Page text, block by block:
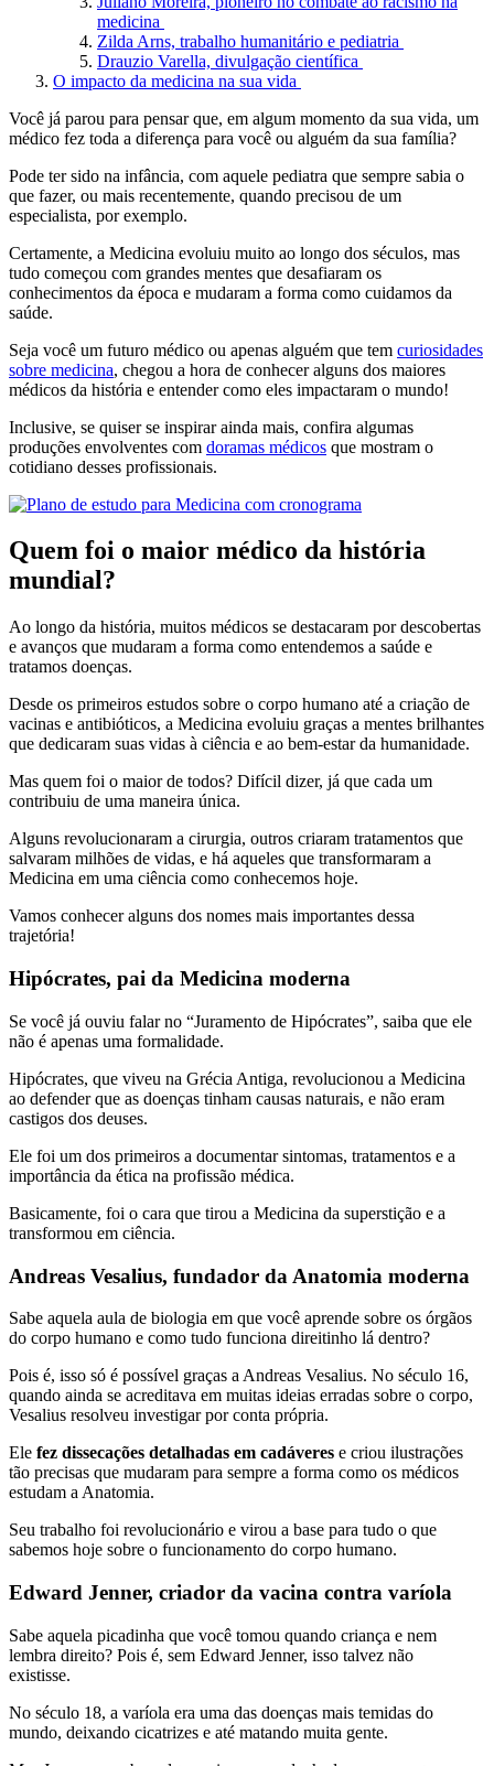
medicina
Zilda Arns, trabalho humanitário e pediatria
Drauzio Varella, divulgação científica
O impacto da medicina na sua vida
Você já parou para pensar que, em algum momento da sua vida, um
médico fez toda a diferença para você ou alguém da sua família?
Pode ter sido na infância, com aquele pediatra que sempre sabia o
que fazer, ou mais recentemente, quando precisou de um
especialista, por exemplo.
Certamente, a Medicina evoluiu muito ao longo dos séculos, mas
tudo começou com grandes mentes que desafiaram os
conhecimentos da época e mudaram a forma como cuidamos da
saúde.
Seja você um futuro médico ou apenas alguém que tem curiosidades
sobre medicina, chegou a hora de conhecer alguns dos maiores
médicos da história e entender como eles impactaram o mundo!
Inclusive, se quiser se inspirar ainda mais, confira algumas
produções envolventes com doramas médicos que mostram o
cotidiano desses profissionais.
Quem foi o maior médico da história
mundial?
Ao longo da história, muitos médicos se destacaram por descobertas
e avanços que mudaram a forma como entendemos a saúde e
tratamos doenças.
Desde os primeiros estudos sobre o corpo humano até a criação de
vacinas e antibióticos, a Medicina evoluiu graças a mentes brilhantes
que dedicaram suas vidas à ciência e ao bem-estar da humanidade.
Mas quem foi o maior de todos? Difícil dizer, já que cada um
contribuiu de uma maneira única.
Alguns revolucionaram a cirurgia, outros criaram tratamentos que
salvaram milhões de vidas, e há aqueles que transformaram a
Medicina em uma ciência como conhecemos hoje.
Vamos conhecer alguns dos nomes mais importantes dessa
trajetória!
Hipócrates, pai da Medicina moderna
Se você já ouviu falar no “Juramento de Hipócrates”, saiba que ele
não é apenas uma formalidade.
Hipócrates, que viveu na Grécia Antiga, revolucionou a Medicina
ao defender que as doenças tinham causas naturais, e não eram
castigos dos deuses.
Ele foi um dos primeiros a documentar sintomas, tratamentos e a
importância da ética na profissão médica.
Basicamente, foi o cara que tirou a Medicina da superstição e a
transformou em ciência.
Andreas Vesalius, fundador da Anatomia moderna
Sabe aquela aula de biologia em que você aprende sobre os órgãos
do corpo humano e como tudo funciona direitinho lá dentro?
Pois é, isso só é possível graças a Andreas Vesalius. No século 16,
quando ainda se acreditava em muitas ideias erradas sobre o corpo,
Vesalius resolveu investigar por conta própria.
Ele fez dissecações detalhadas em cadáveres e criou ilustrações
tão precisas que mudaram para sempre a forma como os médicos
estudam a Anatomia.
Seu trabalho foi revolucionário e virou a base para tudo o que
sabemos hoje sobre o funcionamento do corpo humano.
Edward Jenner, criador da vacina contra varíola
Sabe aquela picadinha que você tomou quando criança e nem
lembra direito? Pois é, sem Edward Jenner, isso talvez não
existisse.
No século 18, a varíola era uma das doenças mais temidas do
mundo, deixando cicatrizes e até matando muita gente.